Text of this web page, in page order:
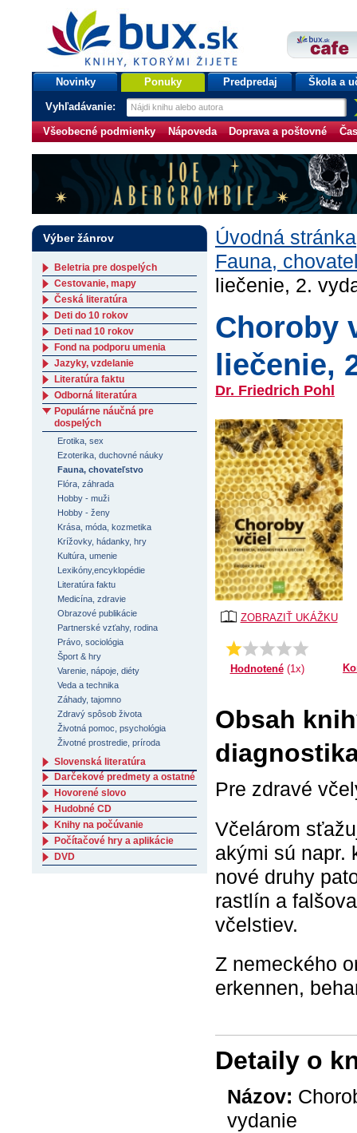
bux.sk
knihy, ktorými žijete
Úvodná stránka
Novinky Ponuky Predpredaj Škola a
Vyhľadávanie:
Všeobecné podmienky Nápoveda Doprava a poštovné
Úvodná stránka
Fauna,
liečenie, 2.
Choroby
liečenie,
Dr. Friedrich Pohl
ZOBRAZIŤ UKÁŽKU
Priemer:
1.0
Hodnotené(1x)
Obsah
Pre zdravé
Včelárom
akými sú napr.
nové druhy
rastlín a
včelstiev.
Z nemeckého
erkennen,
Detaily o
Názov:
vydanie
Výber žánrov
Beletria pre dospelých
Cestovanie, mapy
Česká literatúra
Deti do 10 rokov
Deti nad 10 rokov
Fond na podporu umenia
Jazyky, vzdelanie
Literatúra faktu
Odborná literatúra
Populárne náučná pre
dospelých
Erotika, sex
Ezoterika, duchovné náuky
Fauna, chovateľstvo
Flóra, záhrada
Hobby - muži
Hobby - ženy
Krása, móda, kozmetika
Krížovky, hádanky, hry
Kultúra, umenie
Lexikóny,encyklopédie
Literatúra faktu
Medicína, zdravie
Obrazové publikácie
Partnerské vzťahy, rodina
Právo, sociológia
Šport & hry
Varenie, nápoje, diéty
Veda a technika
Záhady, tajomno
Zdravý spôsob života
Životná pomoc, psychológia
Životné prostredie, príroda
Slovenská literatúra
Darčekové predmety a ostatné
Hovorené slovo
Hudobné CD
Knihy na počúvanie
Počítačové hry a aplikácie
DVD